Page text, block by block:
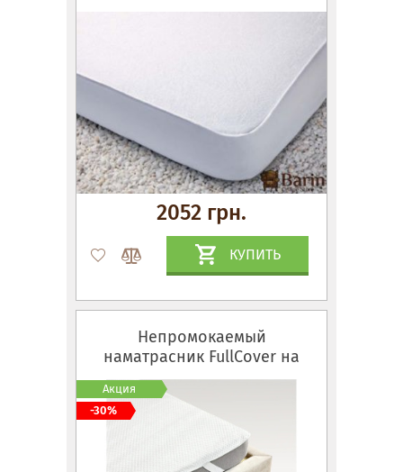
2052 грн.
КУПИТЬ
Непромокаемый
наматрасник FullCover на
резинках по углам
Акция
-30%